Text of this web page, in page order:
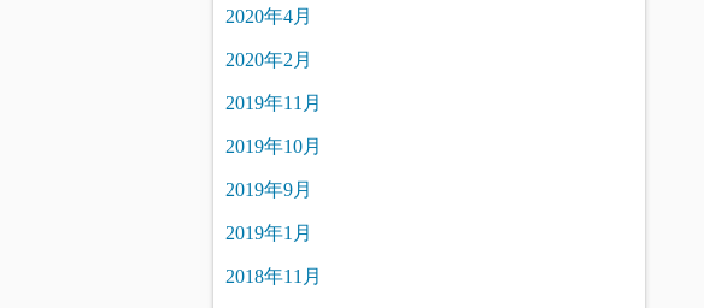
2020年4月
2020年2月
2019年11月
2019年10月
2019年9月
2019年1月
2018年11月